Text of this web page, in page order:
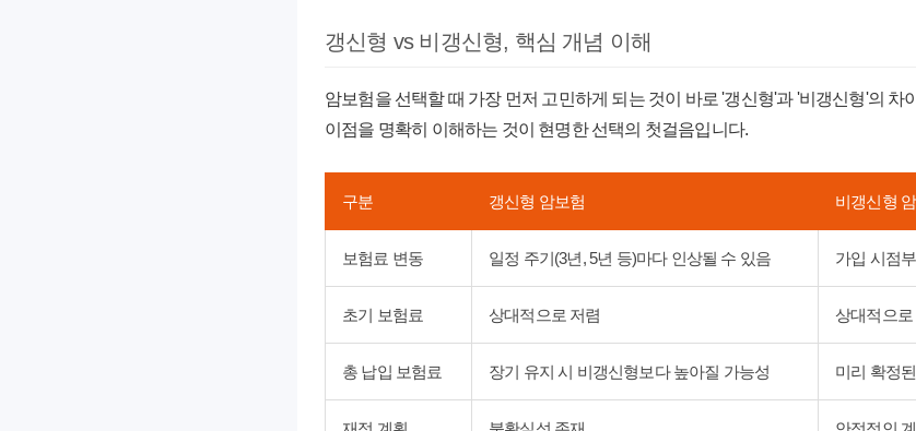
갱신형 vs 비갱신형, 핵심 개념 이해
암보험을 선택할 때 가장 먼저 고민하게 되는 것이 바로 '갱신형'과 '비갱신형'의 차
이점을 명확히 이해하는 것이 현명한 선택의 첫걸음입니다.
구분 갱신형 암보험 비갱신형
보험료 변동 일정 주기(3년, 5년 등)마다 인상될 수 있음 가입 시점
초기 보험료 상대적으로 저렴 상대적으로
총 납입 보험료 장기 유지 시 비갱신형보다 높아질 가능성 미리 확정